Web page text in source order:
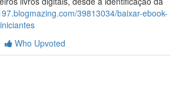
39813034/baixar-ebook-
Who Upvoted